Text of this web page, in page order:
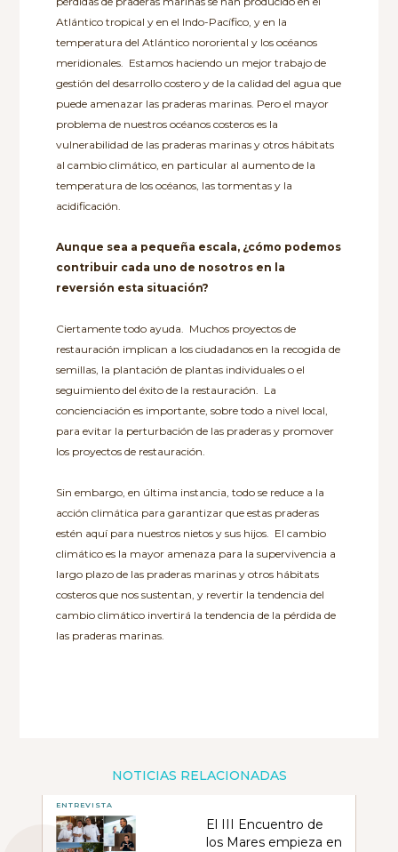
Atlántico tropical y en el Indo-Pacífico, y en la
temperatura del Atlántico nororiental y los océanos
meridionales. Estamos haciendo un mejor trabajo de
gestión del desarrollo costero y de la calidad del agua que
puede amenazar las praderas marinas. Pero el mayor
problema de nuestros océanos costeros es la
vulnerabilidad de las praderas marinas y otros hábitats
al cambio climático, en particular al aumento de la
temperatura de los océanos, las tormentas y la
acidificación.
Aunque sea a pequeña escala, ¿cómo podemos
contribuir cada uno de nosotros en la
reversión esta situación?
Ciertamente todo ayuda. Muchos proyectos de
restauración implican a los ciudadanos en la recogida de
semillas, la plantación de plantas individuales o el
seguimiento del éxito de la restauración. La
concienciación es importante, sobre todo a nivel local,
para evitar la perturbación de las praderas y promover
los proyectos de restauración.
Sin embargo, en última instancia, todo se reduce a la
acción climática para garantizar que estas praderas
estén aquí para nuestros nietos y sus hijos. El cambio
climático es la mayor amenaza para la supervivencia a
largo plazo de las praderas marinas y otros hábitats
costeros que nos sustentan, y revertir la tendencia del
cambio climático invertirá la tendencia de la pérdida de
las praderas marinas.
NOTICIAS RELACIONADAS
ENTREVISTA
El III Encuentro de
los Mares empieza en